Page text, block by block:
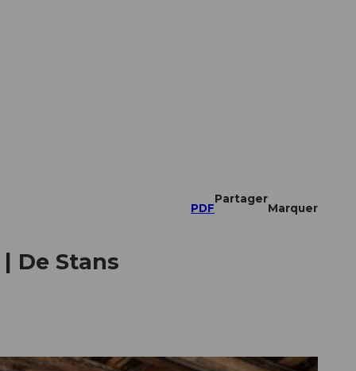
PDF
Partager
Marquer
De Stans